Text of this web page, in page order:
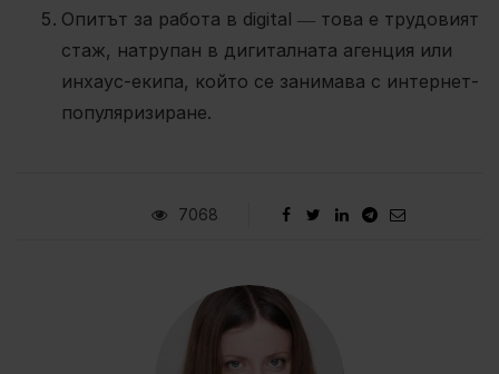
Опитът за работа в digital ― това е трудовият
стаж, натрупан в дигиталната агенция или
инхаус-екипа, който се занимава с интернет-
популяризиране.
7068